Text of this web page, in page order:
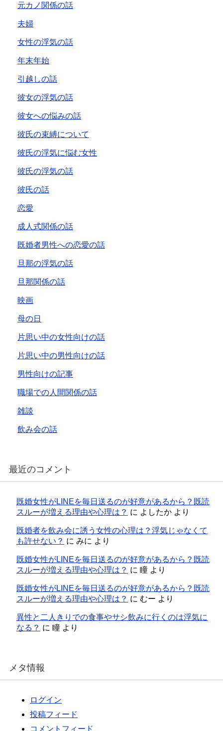
元カノ関係の話
夫婦
女性の浮気の話
年末年始
引越しの話
彼女の浮気の話
彼女への悩みの話
彼氏の束縛について
彼氏の浮気に悩む女性
彼氏の浮気の話
彼氏の話
恋愛
成人式関係の話
既婚者男性への恋愛の話
旦那の浮気の話
旦那関係の話
映画
母の日
片思い中の女性向けの話
片思い中の男性向けの話
男性向けの記事
職場での人間関係の話
雑談
飲み会の話
最近のコメント
既婚女性がLINEを毎日送るのが好意があるから？既読
スルーが増える理由や心理は？ に よしたか より
既婚者を飲み会に誘う女性の心理は？浮気じゃなくて
も許せない？ に みに より
既婚女性がLINEを毎日送るのが好意があるから？既読
スルーが増える理由や心理は？ に 瞳 より
既婚女性がLINEを毎日送るのが好意があるから？既読
スルーが増える理由や心理は？ に むー より
異性と二人きりでの食事やサシ飲みに行くのは浮気に
なる？ に 瞳 より
メタ情報
ログイン
投稿フィード
コメントフィード